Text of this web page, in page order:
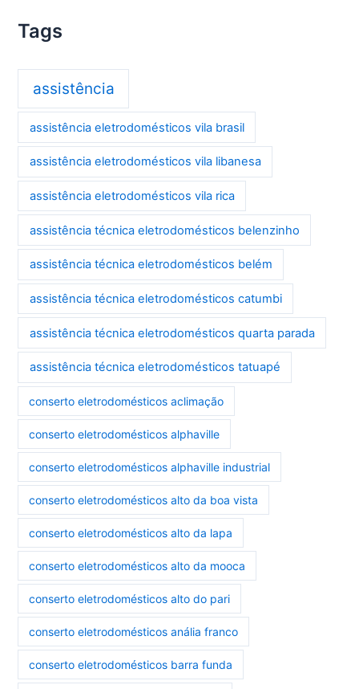
Tags
assistência
assistência eletrodomésticos vila brasil
assistência eletrodomésticos vila libanesa
assistência eletrodomésticos vila rica
assistência técnica eletrodomésticos belenzinho
assistência técnica eletrodomésticos belém
assistência técnica eletrodomésticos catumbi
assistência técnica eletrodomésticos quarta parada
assistência técnica eletrodomésticos tatuapé
conserto eletrodomésticos aclimação
conserto eletrodomésticos alphaville
conserto eletrodomésticos alphaville industrial
conserto eletrodomésticos alto da boa vista
conserto eletrodomésticos alto da lapa
conserto eletrodomésticos alto da mooca
conserto eletrodomésticos alto do pari
conserto eletrodomésticos anália franco
conserto eletrodomésticos barra funda